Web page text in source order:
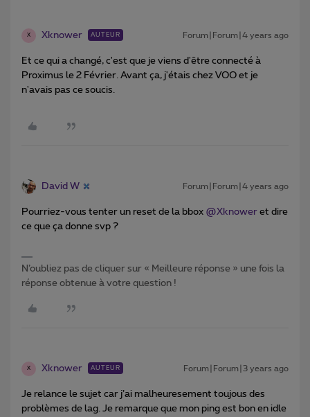
X Xknower AUTEUR Forum|Forum|4 years ago
Et ce qui a changé, c'est que je viens d'être connecté à
Proximus le 2 Février. Avant ça, j'étais chez VOO et je
n'avais pas ce soucis.
David W Forum|Forum|4 years ago
Pourriez-vous tenter un reset de la bbox @Xknower et dire
ce que ça donne svp ?
N’oubliez pas de cliquer sur « Meilleure réponse » une fois la
réponse obtenue à votre question !
X Xknower AUTEUR Forum|Forum|3 years ago
Je relance le sujet car j’ai malheuresement toujous des
problèmes de lag. Je remarque que mon ping est bon en idle